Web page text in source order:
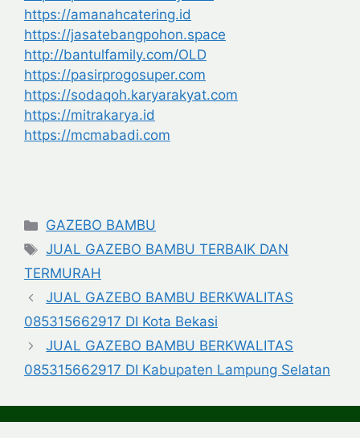
https://amanahcatering.id
https://jasatebangpohon.space
http://bantulfamily.com/OLD
https://pasirprogosuper.com
https://sodaqoh.karyarakyat.com
https://mitrakarya.id
https://mcmabadi.com
Categories
GAZEBO BAMBU
Tags
JUAL GAZEBO BAMBU TERBAIK DAN
TERMURAH
JUAL GAZEBO BAMBU BERKWALITAS
085315662917 DI Kota Bekasi
JUAL GAZEBO BAMBU BERKWALITAS
085315662917 DI Kabupaten Lampung Selatan